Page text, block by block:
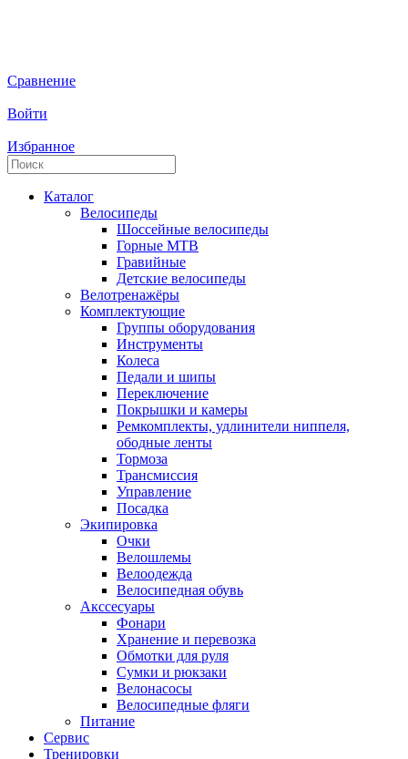
Сравнение
Войти
Избранное
Каталог
Велосипеды
Шоссейные велосипеды
Горные МTB
Гравийные
Детские велосипеды
Велотренажёры
Комплектующие
Группы оборудования
Инструменты
Колеса
Педали и шипы
Переключение
Покрышки и камеры
Ремкомплекты, удлинители ниппеля,
ободные ленты
Тормоза
Трансмиссия
Управление
Посадка
Экипировка
Очки
Велошлемы
Велоодежда
Велосипедная обувь
Акссесуары
Фонари
Хранение и перевозка
Обмотки для руля
Сумки и рюкзаки
Велонасосы
Велосипедные фляги
Питание
Сервис
Тренировки